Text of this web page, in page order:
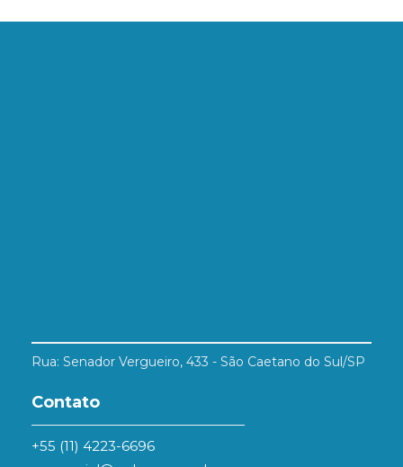
Rua: Senador Vergueiro, 433 - São Caetano do Sul/SP
Contato
+55 (11) 4223-6696